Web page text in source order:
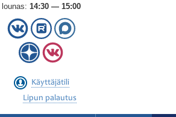
lounas: 14:30 — 15:00
Käyttäjätili
Lipun palautus